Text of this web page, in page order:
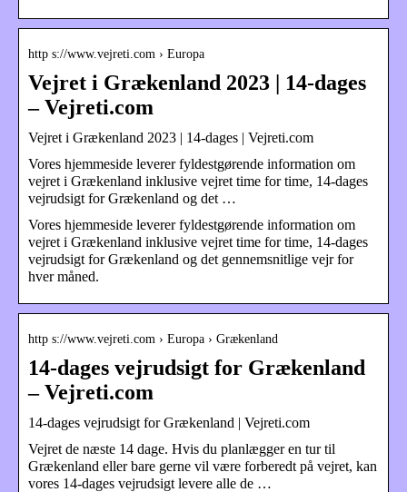
http s://www.vejreti.com › Europa
Vejret i Grækenland 2023 | 14-dages
– Vejreti.com
Vejret i Grækenland 2023 | 14-dages | Vejreti.com
Vores hjemmeside leverer fyldestgørende information om
vejret i Grækenland inklusive vejret time for time, 14-dages
vejrudsigt for Grækenland og det …
Vores hjemmeside leverer fyldestgørende information om
vejret i Grækenland inklusive vejret time for time, 14-dages
vejrudsigt for Grækenland og det gennemsnitlige vejr for
hver måned.
http s://www.vejreti.com › Europa › Grækenland
14-dages vejrudsigt for Grækenland
– Vejreti.com
14-dages vejrudsigt for Grækenland | Vejreti.com
Vejret de næste 14 dage. Hvis du planlægger en tur til
Grækenland eller bare gerne vil være forberedt på vejret, kan
vores 14-dages vejrudsigt levere alle de …